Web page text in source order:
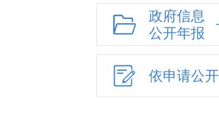
上级政策解读
本级政策解读
回应关切
监督保障
审计公开
政府信息
公开年报
依申请公开